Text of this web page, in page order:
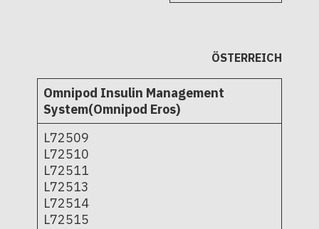
ÖSTERREICH
Omnipod Insulin Management
System(Omnipod Eros)
L72509
L72510
L72511
L72513
L72514
L72515